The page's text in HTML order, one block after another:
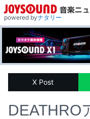
powered byナタリー
X Post
DEATHRO